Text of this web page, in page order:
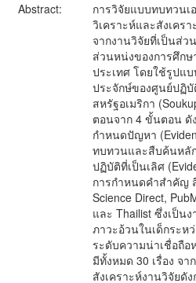
Abstract:
การวิจัยแบบทบทวนเ
วิเคราะห์และสังเคร
จากงานวิจัยที่เป็นส่ว
ส่วนหน่งของการศึกษ
ประเทศ โดยใช้รูปแ
ประจักษ์ของศูนย์ปฏิ
สหรัฐอเมริกา
ตอนจาก 4 ขั้นตอน ดั
กำหนดปัญหา
ทบทวนและสืบค้นหลั
ปฏิบัติที่เป็นเลิศ
การกำหนดคำสำคัญ
Science Direct,
และ Thailist ซึ่งเป็น
ภาวะอ้วนในเด็กระห
ระดับความน่าเชื่อถือ
มีทั้งหมด 30 เรื่อง จ
สังเคราะห์งานวิจัยดั